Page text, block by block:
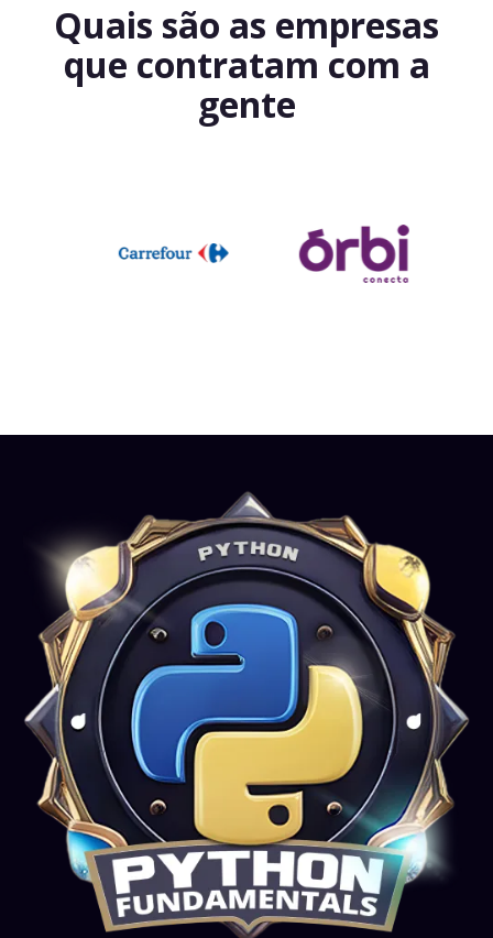
Quais são as empresas
que contratam com a
gente